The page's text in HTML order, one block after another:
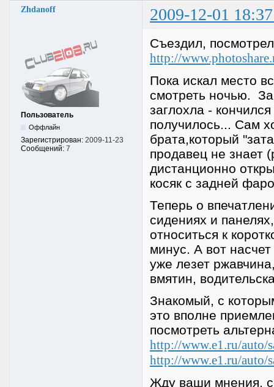
Zhdanoff 2009-12-01
Пользователь
Оффлайн
Зарегистрирован: 2009-11-23
Сообщений: 7
Съездил,
http://
Пока искал место
смотреть ночью.
заглохла -
получилось... Сам
брата,который
продавец не знает
дистанционно
косяк с задней
Теперь о
сидениях и
относиться к
минус. А вот
уже лезет
вмятин,
Знакомый, с
это вполне
посмотреть
http://www.e1.ru/auto/
http://www.e1.ru/auto/
Жду ваши мнения,